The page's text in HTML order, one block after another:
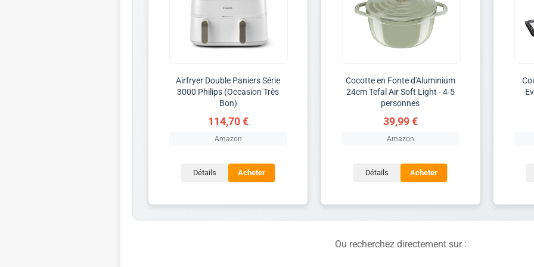
Airfryer Double Paniers Série
3000 Philips (Occasion Très
Bon)
114,70 €
Amazon
Détails Acheter
Cocotte en Fonte d'Aluminium
24cm Tefal Air Soft Light - 4-5
personnes
39,99 €
Amazon
Détails Acheter
Ou recherchez directement sur :